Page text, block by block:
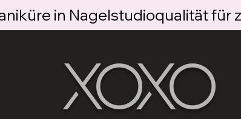
in Nagelstudioqualität für
XOXO